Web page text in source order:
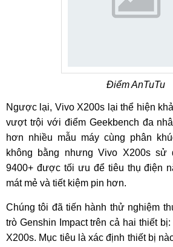
Điểm AnTuTu
Ngược lại, Vivo X200s lại thể hiện
vượt trội với điểm Geekbench đa
hơn nhiều mẫu máy cùng phân
không bằng nhưng Vivo X200s sử
9400+ được tối ưu để tiêu thụ điện
mát mẻ và tiết kiệm pin hơn.
Chúng tôi đã tiến hành thử nghiệm
trò Genshin Impact trên cả hai thiết
X200s. Mục tiêu là xác định thiết bị